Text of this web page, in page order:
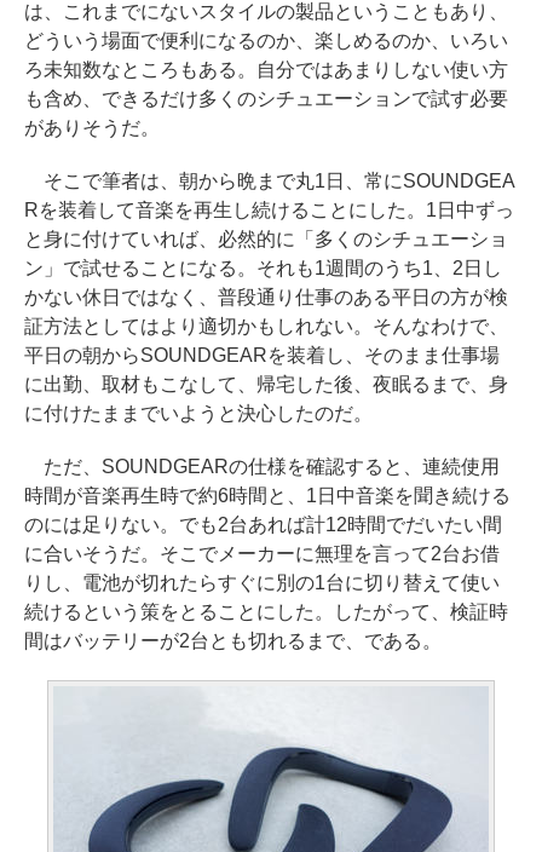
は、これまでにないスタイルの製品ということもあり、
どういう場面で便利になるのか、楽しめるのか、いろい
ろ未知数なところもある。自分ではあまりしない使い方
も含め、できるだけ多くのシチュエーションで試す必要
がありそうだ。
そこで筆者は、朝から晩まで丸1日、常にSOUNDGEA
Rを装着して音楽を再生し続けることにした。1日中ずっ
と身に付けていれば、必然的に「多くのシチュエーショ
ン」で試せることになる。それも1週間のうち1、2日し
かない休日ではなく、普段通り仕事のある平日の方が検
証方法としてはより適切かもしれない。そんなわけで、
平日の朝からSOUNDGEARを装着し、そのまま仕事場
に出勤、取材もこなして、帰宅した後、夜眠るまで、身
に付けたままでいようと決心したのだ。
ただ、SOUNDGEARの仕様を確認すると、連続使用
時間が音楽再生時で約6時間と、1日中音楽を聞き続ける
のには足りない。でも2台あれば計12時間でだいたい間
に合いそうだ。そこでメーカーに無理を言って2台お借
りし、電池が切れたらすぐに別の1台に切り替えて使い
続けるという策をとることにした。したがって、検証時
間はバッテリーが2台とも切れるまで、である。